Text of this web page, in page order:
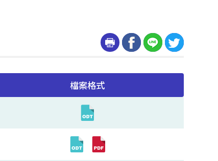
檔案格式